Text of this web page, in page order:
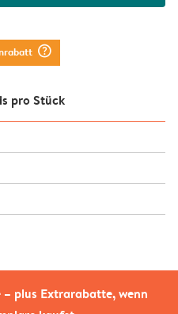
plus Extrarabatte, wenn
question_mark_circle
pro Stück